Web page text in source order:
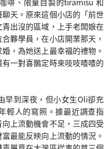
天。原來這個小店的「前世
出沒的區域，上手老闆娘在
夥學員，在小店開業那天，
，為她送上最幸福的禮物。
一對喜鵲定時來吱吱喳喳的
早到深夜，但小女生Oli卻充
輕人的寫照。據最近調查指
上流動機會不足，三成四受
最能反映向上流動的情況。